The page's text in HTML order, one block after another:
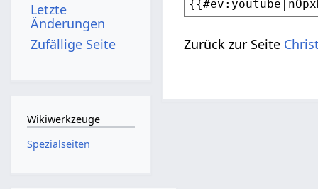
Zurück zur Seite
Letzte
Änderungen
Zufällige Seite
Wikiwerkzeuge
Spezialseiten